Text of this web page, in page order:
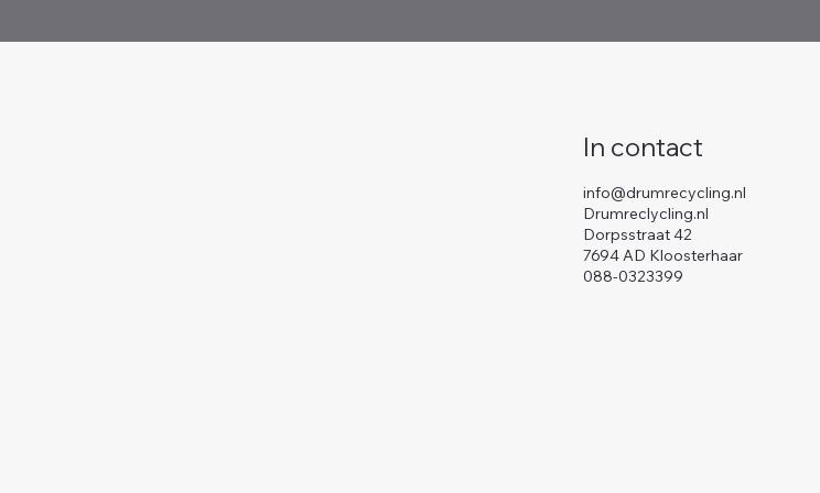
In contact
info@drumrecycling.nl
Drumreclycling.nl
Dorpsstraat 42
7694 AD Kloosterhaar
088-0323399